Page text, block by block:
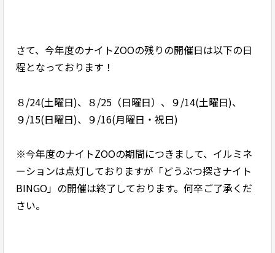
さて、今年度のナイトZOOの残りの開催日は以下の日
程となっております！
８/24(土曜日)、８/25（日曜日）、９/14(土曜日)、
９/15(日曜日)、９/16(月曜日・祝日)
※今年度のナイトZOOの期間につきまして、イルミネ
ーションは点灯しておりますが「どうぶつ探さナイト
BINGO」の開催は終了しております。何卒ご了承くだ
さい。